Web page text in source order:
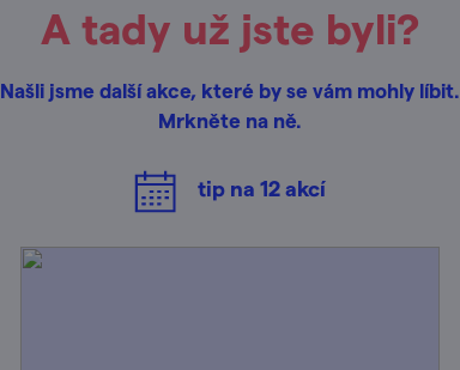
A tady už jste byli?
Našli jsme další akce, které by se vám mohly líbit.
Mrkněte na ně.
tip na 12akcí